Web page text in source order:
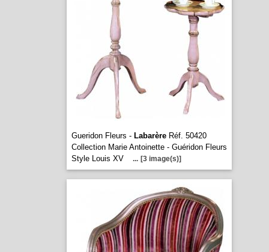
Gueridon Fleurs - LabarèreRéf. 50420
Collection Marie Antoinette - Guéridon Fleurs
Style Louis XV
... [3 image(s)]